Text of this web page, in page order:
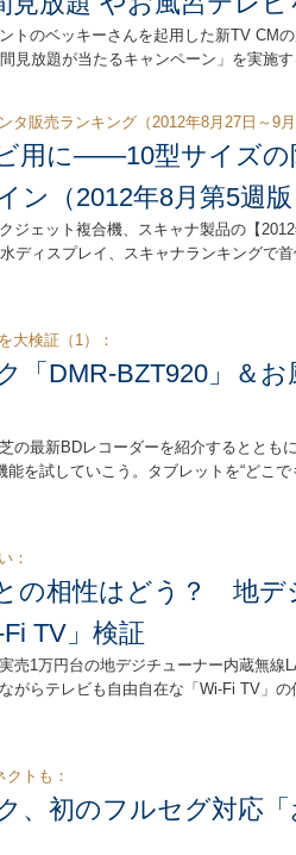
トのベッキーさんを起用した新TV CM
見放題が当たるキャンペーン」を実施す
タ販売ランキング（2012年8月27日～9月
用に――10型サイズの
ン（2012年8月第5週版
ジェット複合機、スキャナ製品の【
ディスプレイ、スキャナランキングで
大検証（1）：
「DMR-BZT920」＆
の最新BDレコーダーを紹介するととも
能を試していこう。タブレットを“どこ
：
の相性はどう？ 地デ
TV」検証
売1万円台の地デジチューナー内蔵無線
がらテレビも自由自在な「Wi-Fi TV」の
クトも：
、初のフルセグ対応「